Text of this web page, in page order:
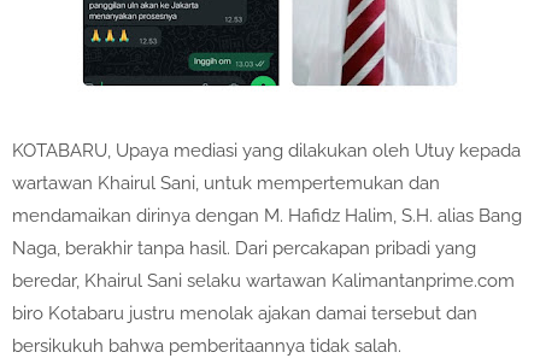
KOTABARU, Upaya mediasi yang dilakukan oleh Utuy kepada
wartawan Khairul Sani, untuk mempertemukan dan
mendamaikan dirinya dengan M. Hafidz Halim, S.H. alias Bang
Naga, berakhir tanpa hasil. Dari percakapan pribadi yang
beredar, Khairul Sani selaku wartawan Kalimantanprime.com
biro Kotabaru justru menolak ajakan damai tersebut dan
bersikukuh bahwa pemberitaannya tidak salah.